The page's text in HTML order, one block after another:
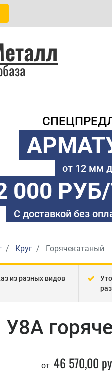
от 12 мм
000
С доставкой без
Круг Горячекатаный
из разных видов
У8А
от 46 570,00